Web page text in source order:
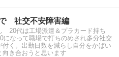
社交不安障害編
20代は工場派遣＆プラカード持ち
なって職場で打ちのめされ多分社交
付く。出勤日数を減らし自分をかばい
向き合おうと思います